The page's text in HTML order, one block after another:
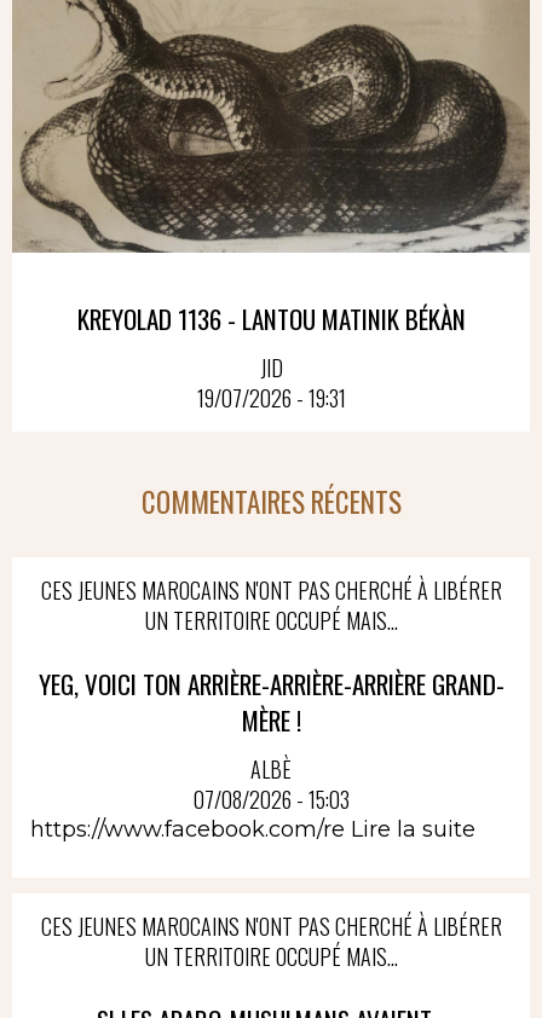
KREYOLAD 1136 - LANTOU MATINIK BÉKÀN
JID
19/07/2026 - 19:31
COMMENTAIRES RÉCENTS
CES JEUNES MAROCAINS N'ONT PAS CHERCHÉ À LIBÉRER
UN TERRITOIRE OCCUPÉ MAIS...
YEG, VOICI TON ARRIÈRE-ARRIÈRE-ARRIÈRE GRAND-
MÈRE !
ALBÈ
07/08/2026 - 15:03
https://www.facebook.com/re Lire la suite
CES JEUNES MAROCAINS N'ONT PAS CHERCHÉ À LIBÉRER
UN TERRITOIRE OCCUPÉ MAIS...